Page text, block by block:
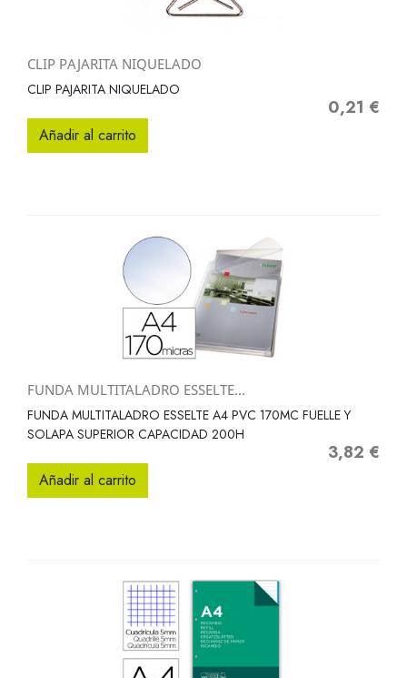
CLIP PAJARITA NIQUELADO
CLIP PAJARITA NIQUELADO
Precio
0,21 €
Añadir al carrito
FUNDA MULTITALADRO ESSELTE...
FUNDA MULTITALADRO ESSELTE A4 PVC 170MC FUELLE Y
SOLAPA SUPERIOR CAPACIDAD 200H
Precio
3,82 €
Añadir al carrito